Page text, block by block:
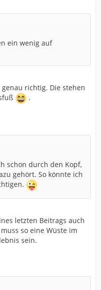
ein wenig auf
richtig. Die stehen
.
schon durch den Kopf,
gehört. So könnte ich
letzten Beitrags auch
so eine Wüste im
sein.